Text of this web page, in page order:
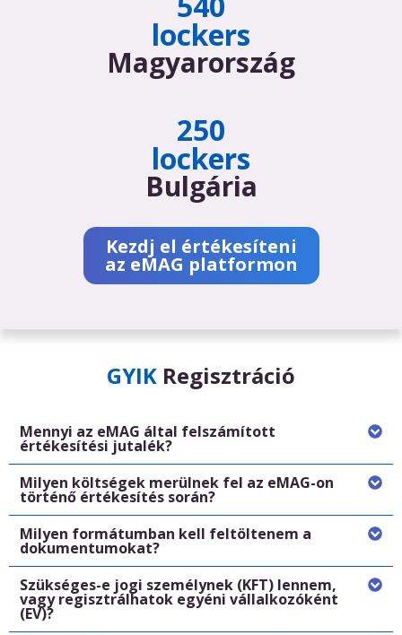
lockers
Magyarország
250
lockers
Bulgária
Kezdj el értékesíteni
az eMAG platformon
GYIK Regisztráció
Mennyi az eMAG által felszámított
értékesítési jutalék?
Milyen költségek merülnek fel az eMAG-on
történő értékesítés során?
Milyen formátumban kell feltöltenem a
dokumentumokat?
Szükséges-e jogi személynek (KFT) lennem,
vagy regisztrálhatok egyéni vállalkozóként
(EV)?